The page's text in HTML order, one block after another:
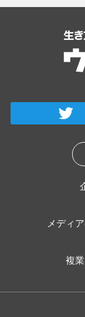
メディ
複